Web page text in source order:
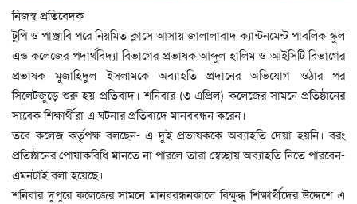
নিজস্ব প্রতিবেদক
টুপি ও পাঞ্জাবি পরে নিয়মিত ক্লাসে আসায় জালালাবাদ ক্যান্টনমেন্ট পাবলিক স্কুল
এন্ড কলেজের পদার্থবিদ্যা বিভাগের প্রভাষক আব্দুল হালিম ও আইসিটি বিভাগের
প্রভাষক মুজাহিদুল ইসলামকে অব্যাহতি প্রদানের অভিযোগ ওঠার পর
সিলেটজুড়ে শুরু হয় প্রতিবাদ। শনিবার (৩ এপ্রিল) কলেজের সামনে প্রতিষ্ঠানের
সাবেক শিক্ষার্থীরা এ ঘটনার প্রতিবাদে মানববন্ধন করেন।
তবে কলেজ কর্তৃপক্ষ বলছেন- এ দুই প্রভাষককে অব্যাহতি দেয়া হয়নি। বরং
প্রতিষ্ঠানের পোষাকবিধি মানতে না পারলে তারা স্বেচ্ছায় অব্যাহতি নিতে পারবেন-
এমনটাই বলা হয়েছে।
শনিবার দুপুরে কলেজের সামনে মানববন্ধনকালে বিক্ষুব্ধ শিক্ষার্থীদের উদ্দেশে এ